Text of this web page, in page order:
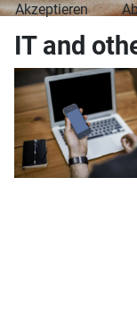
IT and
Akzeptieren